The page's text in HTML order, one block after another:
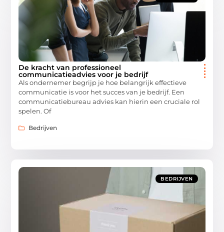
De kracht van professioneel
communicatieadvies voor je bedrijf
Als ondernemer begrijp je hoe belangrijk effectieve
communicatie is voor het succes van je bedrijf. Een
communicatiebureau advies kan hierin een cruciale rol
spelen. Of
Bedrijven
BEDRIJVEN